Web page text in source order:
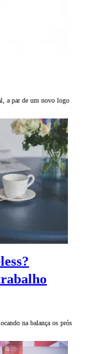
a par de um novo logo
na balança os prós